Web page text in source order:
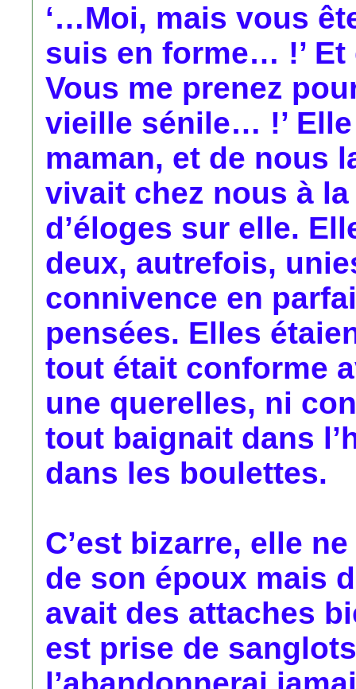
‘…Moi, mais vous
suis en forme… !’ Et
Vous me prenez
vieille sénile… !’
maman, et de nous
vivait chez nous à
d’éloges sur elle.
deux, autrefois,
connivence en
pensées. Elles
tout était conforme
une querelles, ni
tout baignait dans
dans les boulettes.
C’est bizarre, elle
de son époux mais
avait des attaches
est prise de